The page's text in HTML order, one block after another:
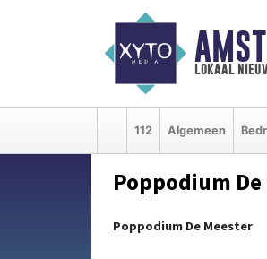
lokaal
112 Algemeen
Poppodium
Poppodium De Meester